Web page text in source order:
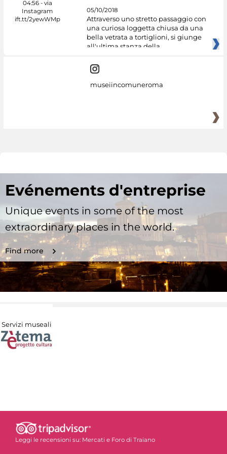
05/10/2018
Attraverso uno stretto passaggio con
una curiosa loggetta chiusa da una
bella vetrata a tortiglioni, si giunge
all'ultima stanza della
museiincomuneroma
Evénements d'entreprise
Unique events in some of the most
extraordinary places in the world.
Find more
Servizi museali
Leggi le recensioni su: Mercati e Foro di Traiano